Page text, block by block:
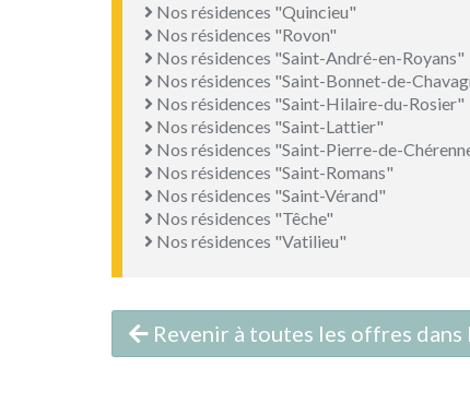
Nos résidences "Quincieu"
Nos résidences "Rovon"
Nos résidences "Saint-André-en-Royans"
Nos résidences "Saint-Bonnet-de-
Nos résidences "Saint-Hilaire-du-Rosier"
Nos résidences "Saint-Lattier"
Nos résidences "Saint-Pierre-de-
Nos résidences "Saint-Romans"
Nos résidences "Saint-Vérand"
Nos résidences "Têche"
Nos résidences "Vatilieu"
Revenir à toutes les offres